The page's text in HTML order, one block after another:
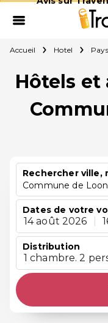
Accueil Hotel
Hôtels et
Rechercher ville,
Commune de
Dates de votre
14 août 2026
Distribution
1 chambre. 2